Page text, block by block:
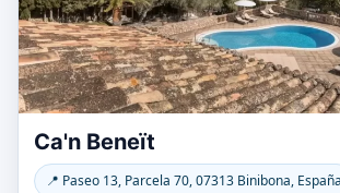
Ca'n Beneït
📍 Paseo 13, Parcela 70, 07313 Binibona, España